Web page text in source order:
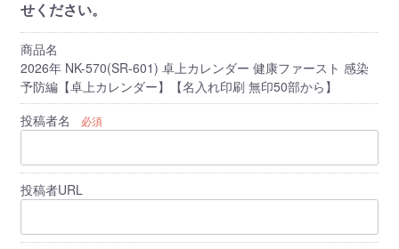
せください。
商品名
2026年 NK-570(SR-601) 卓上カレンダー 健康ファースト 感染
予防編【卓上カレンダー】【名入れ印刷 無印50部から】
投稿者名
必須
投稿者URL